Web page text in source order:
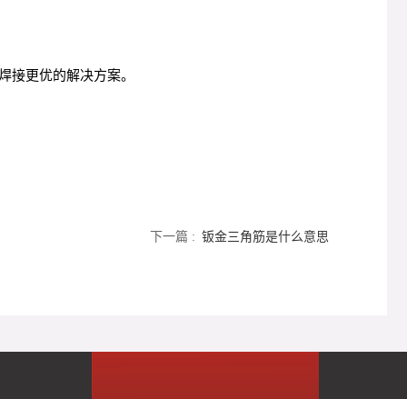
接更优的解决方案。
下一篇 : 钣金三角筋是什么意思